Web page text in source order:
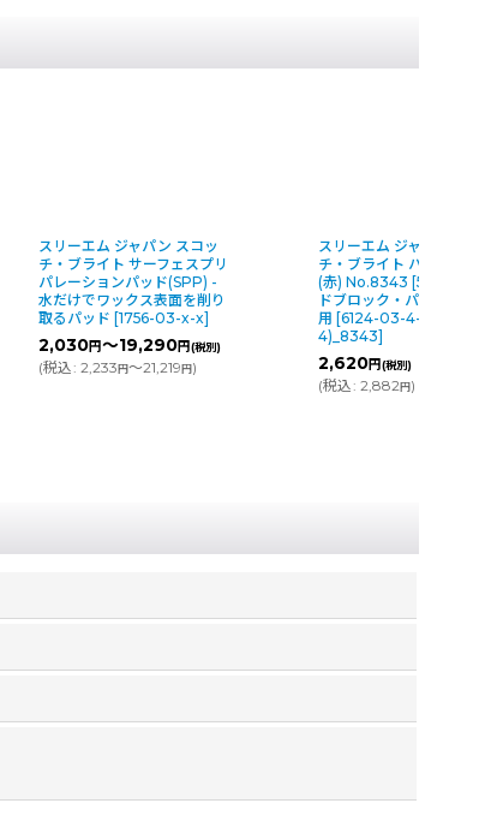
スリーエム ジャパン スコッ
チ・ブライト サーフェスプリ
パレーションパッド(SPP) -
水だけでワックス表面を削り
取るパッド [1756-03-x-x]
2,030円～19,290円(税別)
(税込: 2,233円～21,219円)
スリーエム ジャパン ス
チ・ブライト ハンドパ
(赤) No.8343 [5枚入] -
ドブロック・パッドホ
用 [6124-03-4-s(D1-
4)_8343]
2,620円(税別)
(税込: 2,882円)